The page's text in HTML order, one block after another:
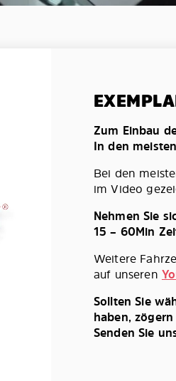
Zum Einbau
In den
Bei den
im Video
Nehmen Sie
15 – 60Min
Weitere
auf unseren
Sollten Sie
haben,
Senden Sie